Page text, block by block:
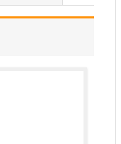
ですが、どのような
いますか?